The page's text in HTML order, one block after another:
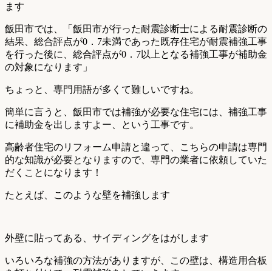
ます
飯田市では、「飯田市が行った耐震診断士による耐震診断の
結果、総合評点が0．7未満であった既存住宅が耐震補強工事
を行った後に、総合評点が0．7以上となる補強工事が補助金
の対象になります」
ちょっと、専門用語が多くて難しいですね。
簡単に言うと、飯田市では補強が必要な住宅には、補強工事
に補助金を出しますよー、という工事です。
高齢者住宅のリフォーム申請と違って、こちらの申請は専門
的な知識が必要となりますので、専門の業者に依頼していた
だくことになります！
たとえば、このような壁を補強します
外壁に貼ってある、サイディングをはがします
いろいろな補強の方法がありますが、この壁は、構造用合板